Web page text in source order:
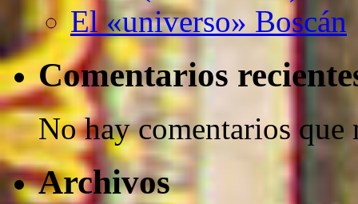
El «universo» Boscán
Comentarios
No hay comentarios que
Archivos